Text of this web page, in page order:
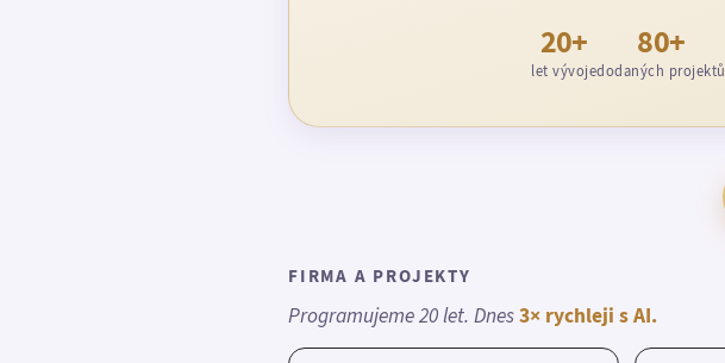
20+
let vývoje
80+
dodaných projektů
FIRMA A PROJEKTY
Programujeme 20 let. Dnes3× rychleji s AI.